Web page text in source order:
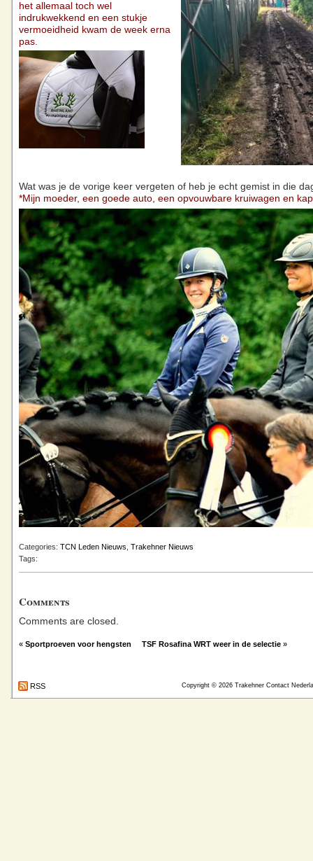
het allemaal toch wel
indrukwekkend en een stukje
vermoeidheid kwam de week erna
pas.
Wat was je de vorige keer vergeten of heb je echt gemist in die
*Mijn moeder, een goede auto, een opvouwbare kruiwagen en
Categories: TCN Leden Nieuws Trakehner Nieuws
Tags:
Comments
Comments are closed.
« Sportproeven voor hengsten TSF Rosafina WRT weer in de selectie »
Copyright © 2026 Trakehner Contact
RSS